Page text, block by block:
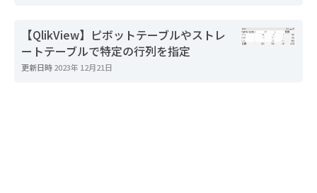
【QlikView】ピボットテーブルやストレ
ートテーブルで特定の行列を指定
更新日時2023年 12月21日